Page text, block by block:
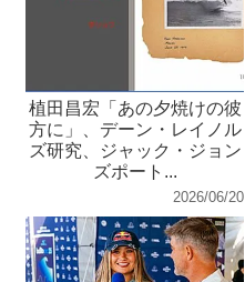
植田昌宏「あの夕焼けの彼
方に」、デーン・レイノル
ズ研究、ジャック・ジョン
ズポート...
2026/06/20